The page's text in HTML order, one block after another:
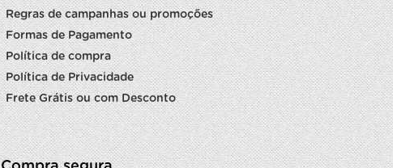
Regras de campanhas ou promoções
Formas de Pagamento
Política de compra
Política de Privacidade
Frete Grátis ou com Desconto